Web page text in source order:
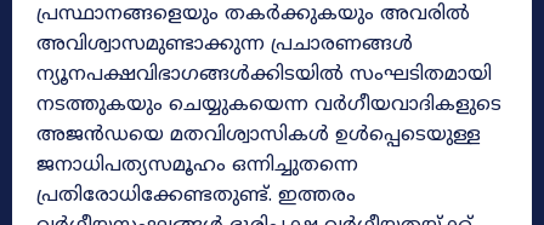
പ്രസ്ഥാനങ്ങളെയും തകർക്കുകയും അവരിൽ
അവിശ്വാസമുണ്ടാക്കുന്ന പ്രചാരണങ്ങൾ
ന്യൂനപക്ഷവിഭാഗങ്ങൾക്കിടയിൽ സംഘടിതമായി
നടത്തുകയും ചെയ്യുകയെന്ന വർഗീയവാദികളുടെ
അജൻഡയെ മതവിശ്വാസികൾ ഉൾപ്പെടെയുള്ള
ജനാധിപത്യസമൂഹം ഒന്നിച്ചുതന്നെ
പ്രതിരോധിക്കേണ്ടതുണ്ട്. ഇത്തരം